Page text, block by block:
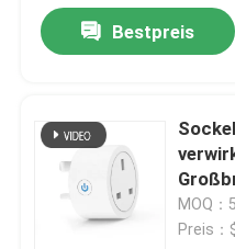
Bestpreis
MOQ
Preis